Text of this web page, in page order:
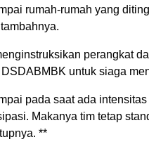
rumah-rumah yang
perangkat
untuk siaga
pada saat ada
Makanya tim tetap
**